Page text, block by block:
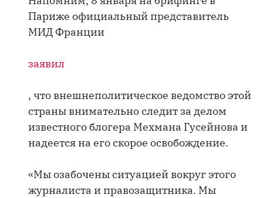
Париже официальный представитель
МИД Франции
заявил
, что внешнеполитическое ведомство этой
страны внимательно следит за делом
известного блогера Мехмана Гусейнова и
надеется на его скорое освобождение.
«Мы озабочены ситуацией вокруг этого
журналиста и правозащитника. Мы